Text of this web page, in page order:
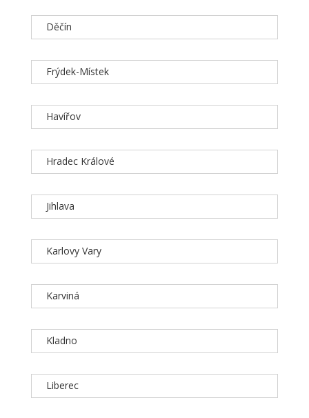
Děčín
Frýdek-Místek
Havířov
Hradec Králové
Jihlava
Karlovy Vary
Karviná
Kladno
Liberec